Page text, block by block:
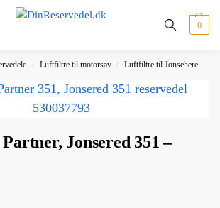
0
/ Luftfiltre til motorsav / Luftfiltre til Jonsehered
Jonsered 351 –